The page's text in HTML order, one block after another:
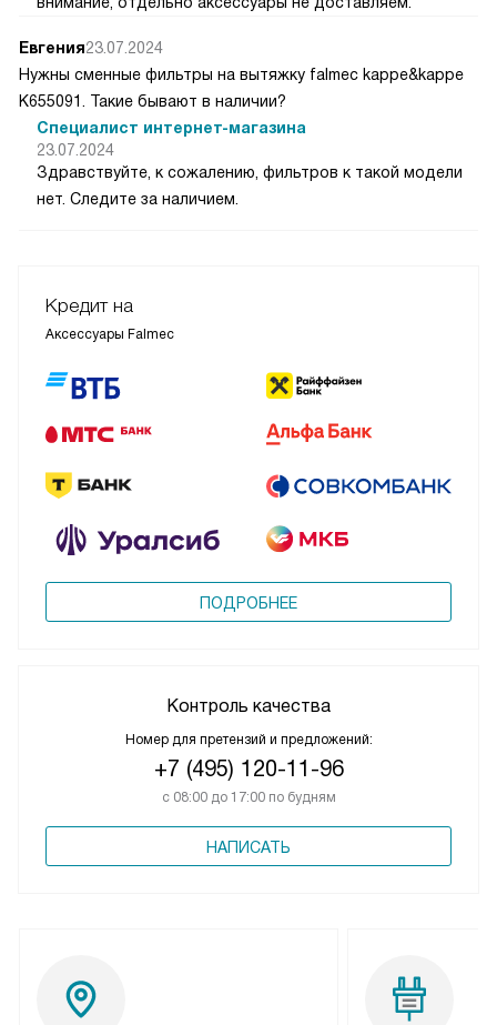
Евгения23.07.2024
Нужны сменные фильтры на вытяжку falmec kappe&kappe
K655091. Такие бывают в наличии?
Специалист интернет-магазина
23.07.2024
Здравствуйте, к сожалению, фильтров к такой модели
нет. Следите за наличием.
Кредит на
Аксессуары Falmec
ПОДРОБНЕЕ
Контроль качества
Номер для претензий и предложений:
+7 (495) 120-11-96
с 08:00 до 17:00 по будням
НАПИСАТЬ